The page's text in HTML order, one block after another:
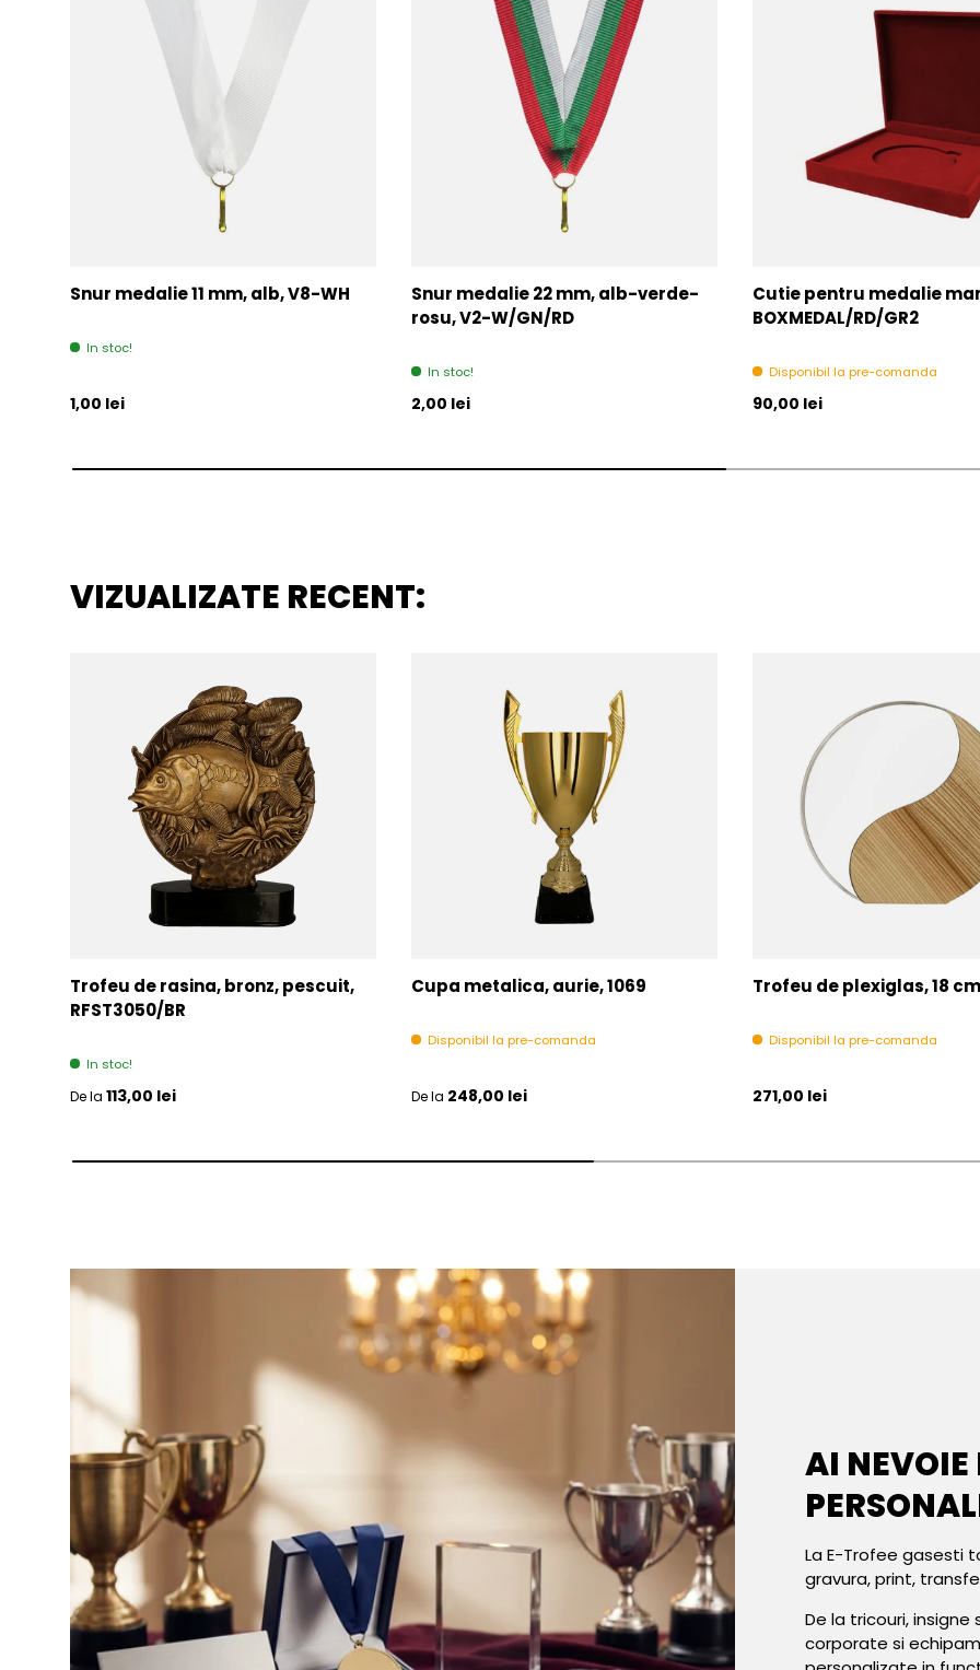
Snur medalie 11 mm, alb, V8-WH
In stoc!
Pret initial
1,00 lei
Snur medalie 22 mm, alb-verde-
rosu, V2-W/GN/RD
In stoc!
Pret initial
2,00 lei
Cutie pentru medalie
BOXMEDAL/RD/GR2
Disponibil la pre-comanda
Pret initial
90,00 lei
VIZUALIZATE RECENT:
Trofeu de rasina, bronz, pescuit,
RFST3050/BR
In stoc!
Pret initial
De la 113,00 lei
Cupa metalica, aurie, 1069
Disponibil la pre-comanda
Pret initial
De la 248,00 lei
Trofeu de plexiglas, 18
Disponibil la pre-comanda
Pret initial
271,00 lei
AI NEVOIE
La E-Trofee gasesti
gravura, print,
De la tricouri,
corporate si